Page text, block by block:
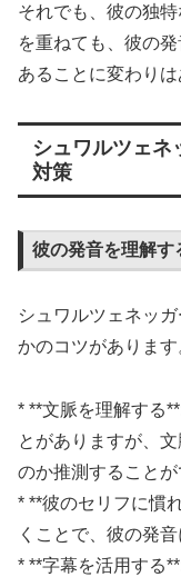
それでも、彼の独
を重ねても、彼の
あることに変わりは
シュワルツェネ
対策
彼の発音を理解す
シュワルツェネッ
かのコツがあります
* **文脈を理解する
とがありますが、
のか推測することが
* **彼のセリフに慣
くことで、彼の発
* **字幕を活用する